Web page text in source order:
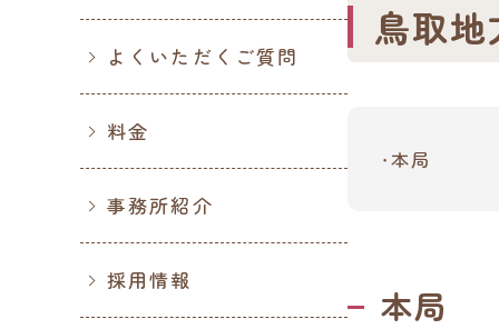
鳥取
本局
本局
よくいただくご質問
料金
事務所紹介
採用情報